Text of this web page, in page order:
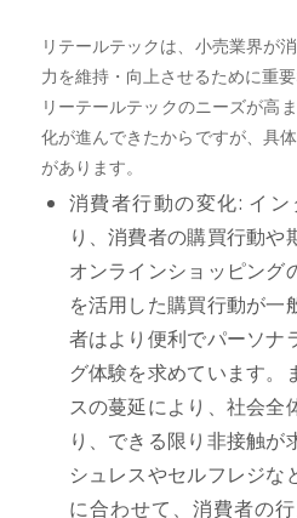
リテールテックは、小売業界が
力を維持・向上させるために重
リーテールテックのニーズが高
化が進んできたからですが、具
があります。
消費者行動の変化: イ
り、消費者の購買行動や
オンラインショッピング
を活用した購買行動が一
者はより便利でパーソナ
グ体験を求めています。
スの蔓延により、社会全
り、できる限り非接触が
シュレスやセルフレジな
に合わせて、消費者の